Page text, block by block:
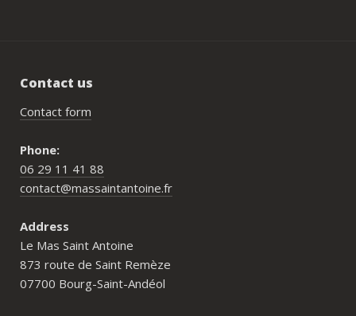
Contact us
Contact form
Phone:
06 29 11 41 88
contact@massaintantoine.fr
Address
Le Mas Saint Antoine
873 route de Saint Remèze
07700 Bourg-Saint-Andéol